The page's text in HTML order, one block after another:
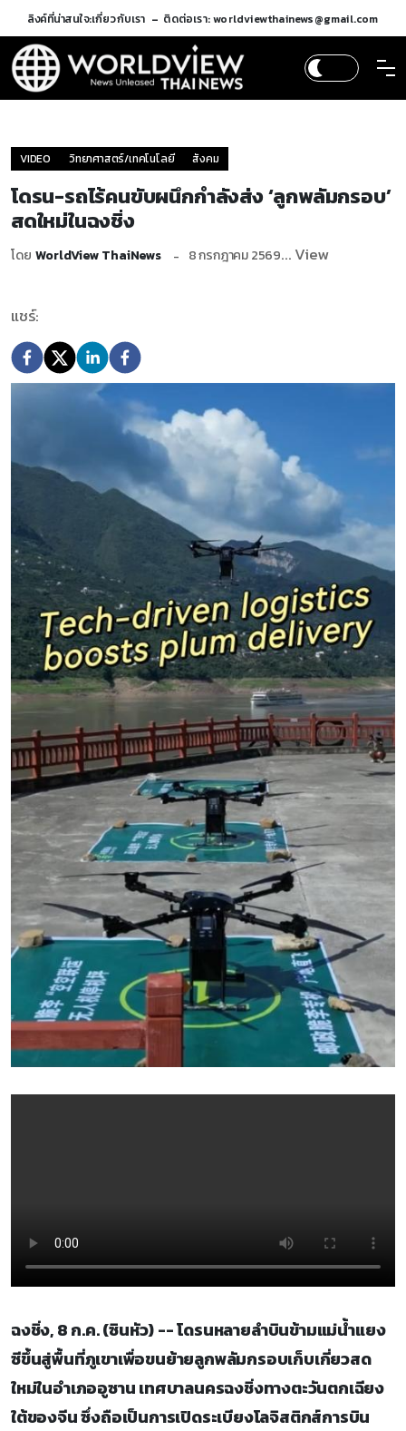
ลิงค์ที่น่าสนใจ:เกี่ยวกับเรา ติดต่อเรา: worldviewthainews@gmail.com
VIDEO วิทยาศาสตร์/เทคโนโลยี สังคม
โดรน-รถไร้คนขับผนึกกำลังส่ง ‘ลูกพลัมกรอบ’
สดใหม่ในฉงชิ่ง
โดย WorldView ThaiNews 8 กรกฎาคม 2569... View
แชร์:
ฉงชิ่ง, 8 ก.ค. (ซินหัว) -- โดรนหลายลำบินข้ามแม่น้ำแยง
ซีขึ้นสู่พื้นที่ภูเขาเพื่อขนย้ายลูกพลัมกรอบเก็บเกี่ยวสด
ใหม่ในอำเภออูซาน เทศบาลนครฉงชิ่งทางตะวันตกเฉียง
ใต้ของจีน ซึ่งถือเป็นการเปิดระเบียงโลจิสติกส์การบิน